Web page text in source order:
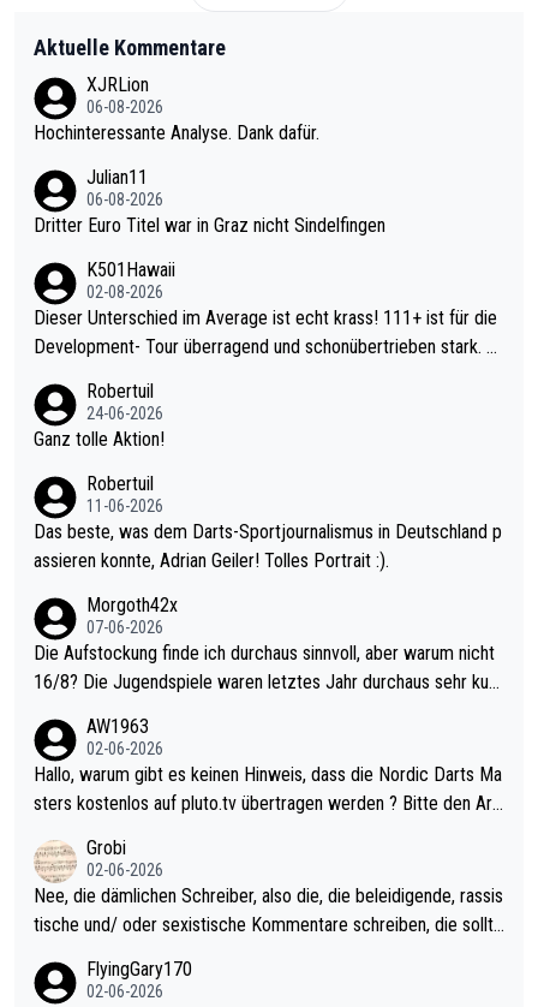
Aktuelle Kommentare
XJRLion
06-08-2026
Hochinteressante Analyse. Dank dafür.
Julian11
06-08-2026
Dritter Euro Titel war in Graz nicht Sindelfingen
K501Hawaii
02-08-2026
Dieser Unterschied im Average ist echt krass! 111+ ist für die
Development- Tour überragend und schonübertrieben stark. U
mal 40+ erst recht. Da gewinnst keinen Blumentopf - ist ja noc
h krasser wie ein Pokalspiel eines Kreisligisten vs einem Bund
Robertuil
24-06-2026
Ganz tolle Aktion!
Robertuil
11-06-2026
Das beste, was dem Darts-Sportjournalismus in Deutschland p
assieren konnte, Adrian Geiler! Tolles Portrait :).
Morgoth42x
07-06-2026
Die Aufstockung finde ich durchaus sinnvoll, aber warum nicht
16/8? Die Jugendspiele waren letztes Jahr durchaus sehr kurz
Allerdings ist Mitchell Lawrie als Nummer 1 der Welt eh qualifi
ziert. Somit ändert die automatische Qualifikation des Weltmei
sters erstmal nichts. Ich denke sie wollen damit für nächstes J
ohl wenig WDF Turniere spielen. Dies war bei Archie Self letzt
es Jahr der Fall. Er musste als amtierender Weltmeister durch
den Qualifier und ich glaube kaum, dass Mitchel sich das (in Ve
el hat.
AW1963
02-06-2026
Hallo, warum gibt es keinen Hinweis, dass die Nordic Darts Ma
sters kostenlos auf pluto.tv übertragen werden ? Bitte den Arti
Grobi
02-06-2026
Nee, die dämlichen Schreiber, also die, die beleidigende, rassis
tische und/ oder sexistische Kommentare schreiben, die sollte
s Leben in den Griff kriegen. Nur eins wundert mich: Luke Little
FlyingGary170
02-06-2026